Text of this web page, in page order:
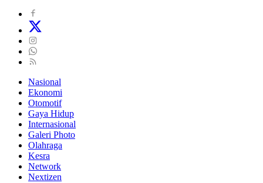
Nasional
Ekonomi
Otomotif
Gaya Hidup
Internasional
Galeri Photo
Olahraga
Kesra
Network
Nextizen